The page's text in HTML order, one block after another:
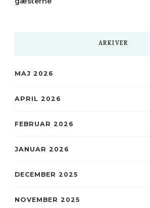
ARKIVER
MAJ 2026
APRIL 2026
FEBRUAR 2026
JANUAR 2026
DECEMBER 2025
NOVEMBER 2025